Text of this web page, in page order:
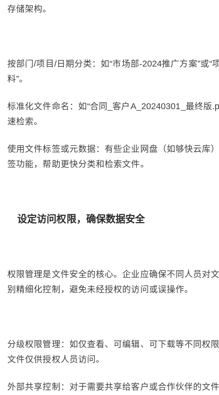
存储架构。
按部门/项目/日期分类：如“市场部-2024推广方案”或“
料”。
标准化文件命名：如“合同_客户A_20240301_最终版
速检索。
使用文件标签或元数据：有些企业网盘（如够快云库
签功能，帮助更快分类和检索文件。
设定访问权限，确保数据安全
权限管理是文件安全的核心。企业应确保不同人员对
别精细化控制，避免未经授权的访问或误操作。
分级权限管理：如仅查看、可编辑、可下载等不同权
文件仅供授权人员访问。
外部共享控制：对于需要共享给客户或合作伙伴的文